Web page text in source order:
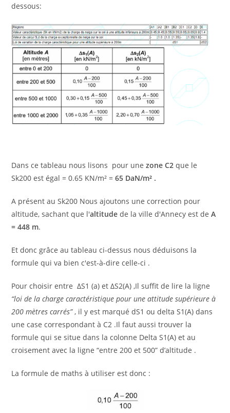
dessous:
Dans ce tableau nous lisons pour unezone C2 que le
Sk200 est égal = 0.65 KN/m² =65 DaN/m² .
A présent au Sk200 Nous ajoutons une correction pour
altitude, sachant que l'altitude de la ville d'Annecy est deA
= 448 m.
Et donc grâce au tableau ci-dessus nous déduisons la
formule qui va bien c'est-à-dire celle-ci .
Pour choisir entre ΔS1 (a) et ΔS2(A) ,Il suffit de lire la ligne
“loi de la charge caractéristique pour une attitude supérieure à
200 mètres carrés”, il y est marqué dS1 ou delta S1(A) dans
une case correspondant à C2 .Il faut aussi trouver la
formule qui se situe dans la colonne Delta S1(A) et au
croisement avec la ligne “entre 200 et 500” d’altitude .
La formule de maths à utiliser est donc :